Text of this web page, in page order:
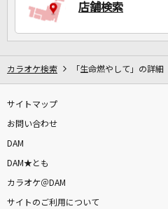
店舗検索
カラオケ検索 「生命燃やして」の詳細
サイトマップ
お問い合わせ
DAM
DAM★とも
カラオケ＠DAM
サイトのご利用について